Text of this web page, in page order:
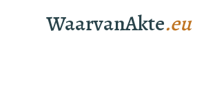
WaarvanAkte.eu